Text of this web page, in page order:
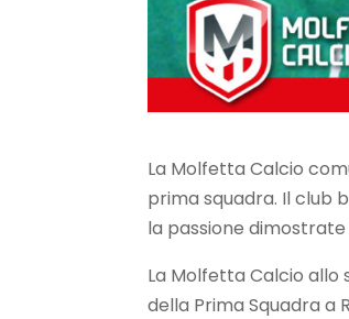
La Molfetta Calcio
prima squadra. Il club
la passione
La Molfetta Calcio
della Prima Squadra a